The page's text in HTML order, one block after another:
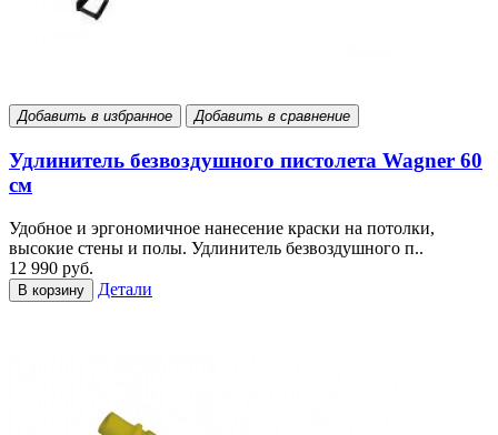
Добавить в избранное Добавить в сравнение
Удлинитель безвоздушного пистолета Wagner 60
см
Удобное и эргономичное нанесение краски на потолки,
высокие стены и полы. Удлинитель безвоздушного п..
12 990 руб.
В корзину Детали